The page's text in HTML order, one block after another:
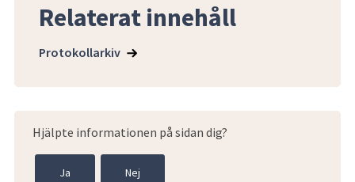
Relaterat innehåll
Protokollarkiv
Hjälpte informationen på sidan dig?
Ja Nej